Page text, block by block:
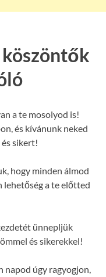
a te mosolyod is!
és kívánunk neked
sikert!
hogy minden álmod
lehetőség a te előtted
ünnepljük
és sikerekkel!
napod úgy ragyogjon,